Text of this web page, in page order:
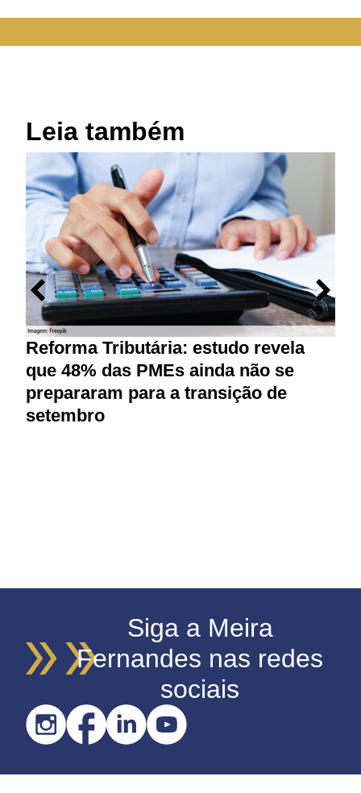
Leia também
Reforma Tributária: estudo revela
que 48% das PMEs ainda não se
prepararam para a transição de
setembro
Siga a Meira
Fernandes nas redes
sociais